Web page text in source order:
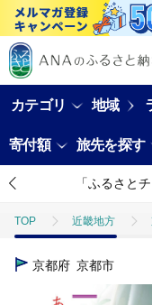
カテゴリ 地域
寄付額 旅先を探す
「ふるさと
TOP 近畿地方
TOP
京都府 京都市